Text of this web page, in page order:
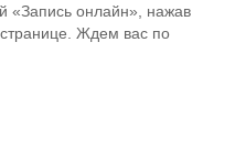
«Запись онлайн», нажав
Ждем вас по